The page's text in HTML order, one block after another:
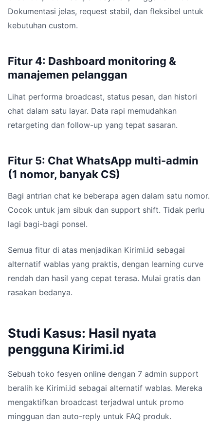
Dokumentasi jelas, request stabil, dan fleksibel untuk
kebutuhan custom.
Fitur 4: Dashboard monitoring &
manajemen pelanggan
Lihat performa broadcast, status pesan, dan histori
chat dalam satu layar. Data rapi memudahkan
retargeting dan follow-up yang tepat sasaran.
Fitur 5: Chat WhatsApp multi-admin
(1 nomor, banyak CS)
Bagi antrian chat ke beberapa agen dalam satu nomor.
Cocok untuk jam sibuk dan support shift. Tidak perlu
lagi bagi-bagi ponsel.
Semua fitur di atas menjadikan Kirimi.id sebagai
alternatif wablas yang praktis, dengan learning curve
rendah dan hasil yang cepat terasa. Mulai gratis dan
rasakan bedanya.
Studi Kasus: Hasil nyata
pengguna Kirimi.id
Sebuah toko fesyen online dengan 7 admin support
beralih ke Kirimi.id sebagai alternatif wablas. Mereka
mengaktifkan broadcast terjadwal untuk promo
mingguan dan auto-reply untuk FAQ produk.